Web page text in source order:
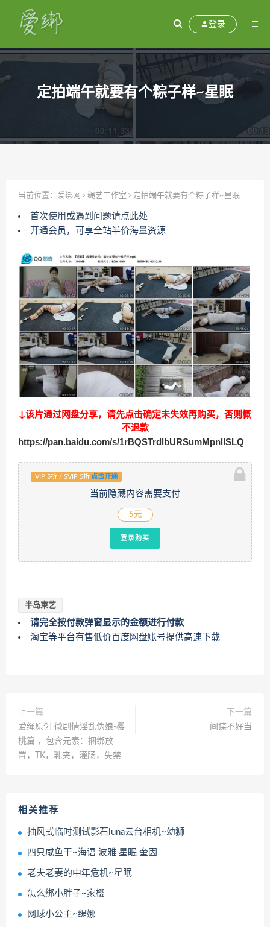
登录
定拍端午就要有个粽子样~星眠
当前位置： 爱绑网 绳艺工作室 定拍端午就要有个粽子样~星眠
首次使用或遇到问题请点此处
开通会员，可享全站半价海量资源
↓该片通过网盘分享，请先点击确定未失效再购买，否则概
不退款
https://pan.baidu.com/s/1rBQSTrdlbURSumMpnlISLQ
VIP 5折 / SVIP 5折 点击开通
当前隐藏内容需要支付
5元
登录购买
半岛束艺
请完全按付款弹窗显示的金额进行付款
淘宝等平台有售低价百度网盘账号提供高速下载
上一篇
爱绳原创 微剧情淫乱伪娘-樱
桃篇 ，包含元素：捆绑放
置，TK，乳夹，灌肠，失禁
下一篇
间谍不好当
相关推荐
抽风式临时测试影石luna云台相机~幼狮
四只咸鱼干~海语 波雅 星眠 奎因
老夫老妻的中年危机~星眠
怎么绑小胖子~家樱
网球小公主~缇娜